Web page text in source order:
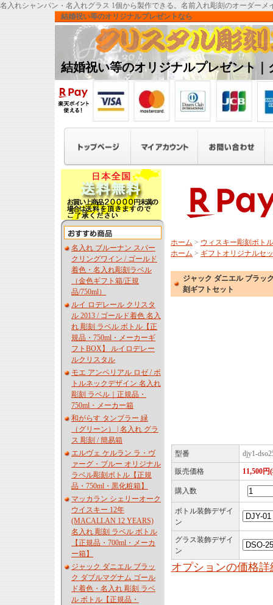
名入れシャンパン・名入れグラス 1個から製作できる。名前入れ彫刻のオーダーメ
結婚祝い等のオリジナルプレゼントなら
結婚祝い等のオリジナルプレゼント｜
名入れ ブルーナン スパー
クリングワイン / ゴールド
着色・名入れ彫刻ラベル
（金色ギフト箱/正規
品/750ml）
ルイ ロデレール クリスタ
ル 2013 / ゴールド着色 名入
れ 彫刻 ラベル ボトル【正
規品・750ml・メーカーギ
フトBOX】 ルイロデレー
ルクリスタル
モエ アンペリアル ロゼ / ボ
トルネックデザイン 名入れ
彫刻 ラベル｜正規品・
750ml・メーカー箱
和がらす タンブラー 緑
（グリーン） | 名入れ グラ
ス 彫刻 / 簡易箱
エルヴェ ケルラン ラ・ヴ
ァーグ・ブルー オリジナル
ラベル彫刻ボトル【正規
品・750ml・黒化粧箱】
マッカラン シェリーオーク
ウイスキー 12年
(MACALLAN 12 YEARS)
名入れ 彫刻 ラベル ボトル
【正規品・700ml・メーカ
ー箱】
ジャック ダニエル ブラッ
ク ダブルマグナム ゴール
ド着色・名入れ 彫刻 ラベ
ル ボトル【正規品・
ホーム > ウィスキー彫刻ボトル
ホーム > ギフトオリジナルセ
ジャック ダニエル ブラッ
刻ギフトセット
型番 djy1-
販売価格 11,500円
購入数
ボトル装飾デザイ
ン
グラス装飾デザイ
ン
オプションの価格